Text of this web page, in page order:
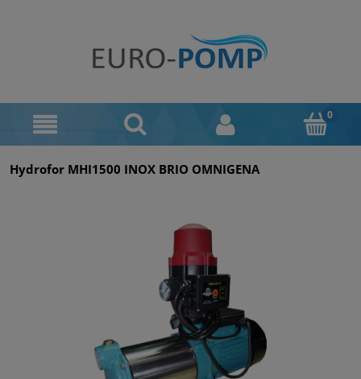
Hydrofor MHI1500 INOX BRIO OMNIGENA